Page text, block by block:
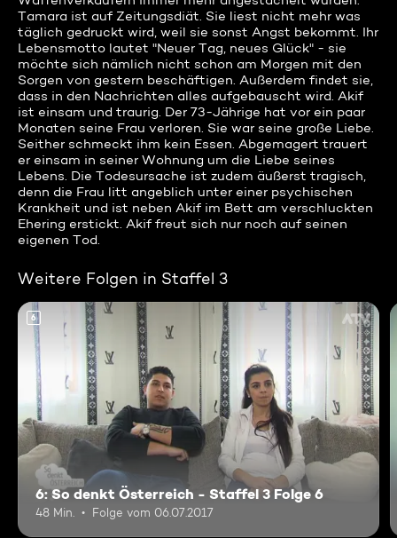
Tamara ist auf Zeitungsdiät. Sie liest nicht mehr was
täglich gedruckt wird, weil sie sonst Angst bekommt. Ihr
Lebensmotto lautet "Neuer Tag, neues Glück" - sie
möchte sich nämlich nicht schon am Morgen mit den
Sorgen von gestern beschäftigen. Außerdem findet sie,
dass in den Nachrichten alles aufgebauscht wird. Akif
ist einsam und traurig. Der 73-Jährige hat vor ein paar
Monaten seine Frau verloren. Sie war seine große Liebe.
Seither schmeckt ihm kein Essen. Abgemagert trauert
er einsam in seiner Wohnung um die Liebe seines
Lebens. Die Todesursache ist zudem äußerst tragisch,
denn die Frau litt angeblich unter einer psychischen
Krankheit und ist neben Akif im Bett am verschluckten
Ehering erstickt. Akif freut sich nur noch auf seinen
eigenen Tod.
Weitere Folgen in Staffel 3
6
6: So denkt Österreich - Staffel 3 Folge 6
48 Min. Folge vom 06.07.2017